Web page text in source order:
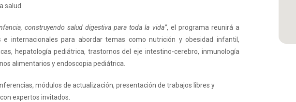
salud.
construyendo salud digestiva para toda la vida”, el programa reunirá a
e internacionales para abordar temas como nutrición y obesidad infantil,
hepatología pediátrica, trastornos del eje intestino-cerebro, inmunología
alimentarios y endoscopia pediátrica.
módulos de actualización, presentación de trabajos libres y
expertos invitados.